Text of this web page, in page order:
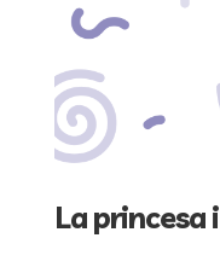
La princesa